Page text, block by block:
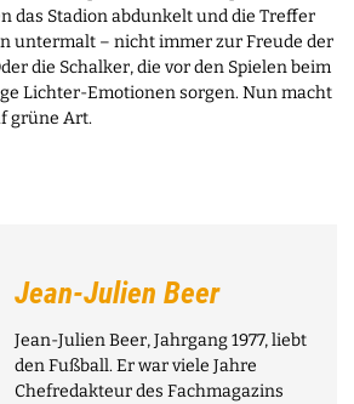
das Stadion abdunkelt und die Treffer
untermalt – nicht immer zur Freude der
die Schalker, die vor den Spielen beim
Lichter-Emotionen sorgen. Nun macht
grüne Art.
Jean-Julien Beer
Jean-Julien Beer, Jahrgang 1977, liebt
den Fußball. Er war viele Jahre
Chefredakteur des Fachmagazins